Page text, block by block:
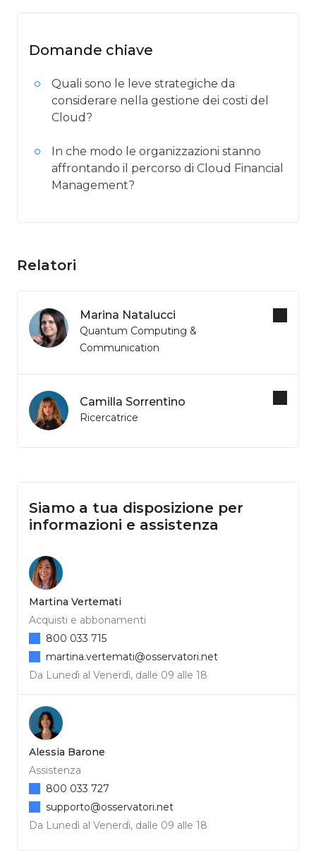
Domande chiave
Quali sono le leve strategiche da
considerare nella gestione dei costi del
Cloud?
In che modo le organizzazioni stanno
affrontando il percorso di Cloud Financial
Management?
Relatori
Marina Natalucci
Quantum Computing &
Communication
Camilla Sorrentino
Ricercatrice
Siamo a tua disposizione per
informazioni e assistenza
Martina Vertemati
Acquisti e abbonamenti
Da Lunedì al Venerdì, dalle 09 alle 18
800 033 715
martina.vertemati@osservatori.net
Alessia Barone
Assistenza
Da Lunedì al Venerdì, dalle 09 alle 18
800 033 727
supporto@osservatori.net